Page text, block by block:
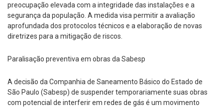
preocupação elevada com a integridade das instalações e a
segurança da população. A medida visa permitir a avaliação
aprofundada dos protocolos técnicos e a elaboração de novas
diretrizes para a mitigação de riscos.
Paralisação preventiva em obras da Sabesp
A decisão da Companhia de Saneamento Básico do Estado de
São Paulo (Sabesp) de suspender temporariamente suas obras
com potencial de interferir em redes de gás é um movimento